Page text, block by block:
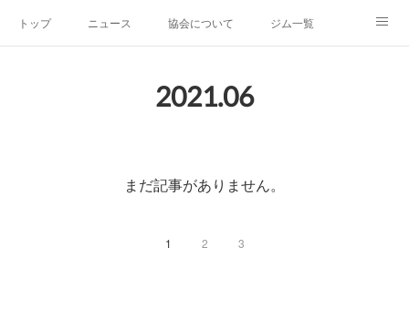
トップ ニュース 協会について ジム一覧
2021.06
まだ記事がありません。
1 2 3